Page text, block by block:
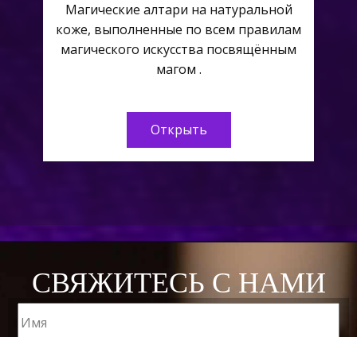
Магические алтари на натуральной
коже, выполненные по всем правилам
магического искусства посвящённым
магом .
Открыть
СВЯЖИТЕСЬ С НАМИ